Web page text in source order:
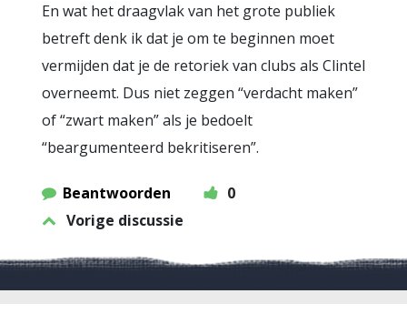
En wat het draagvlak van het grote publiek
betreft denk ik dat je om te beginnen moet
vermijden dat je de retoriek van clubs als Clintel
overneemt. Dus niet zeggen “verdacht maken”
of “zwart maken” als je bedoelt
“beargumenteerd bekritiseren”.
Beantwoorden
0
Vorige discussie